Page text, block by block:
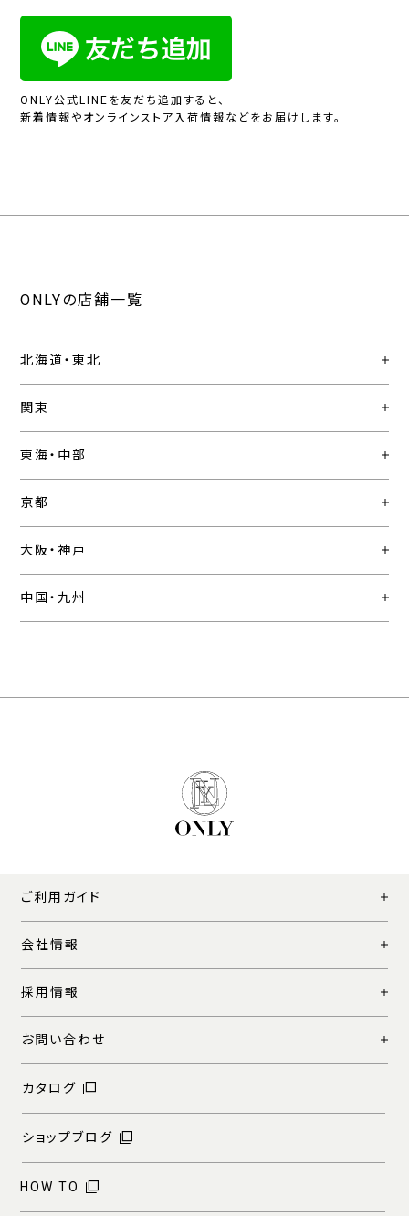
ONLY公式LINEを友だち追加すると、
新着情報やオンラインストア入荷情報などをお届けします。
ONLYの店舗一覧
北海道・東北
関東
東海・中部
京都
大阪・神戸
中国・九州
ご利用ガイド
会社情報
採用情報
お問い合わせ
カタログ
ショップブログ
HOW TO